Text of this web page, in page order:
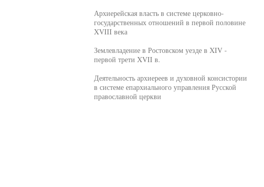
Архиерейская власть в системе церковно-
государственных отношений в первой половине
XVIII века
Землевладение в Ростовском уезде в XIV -
первой трети XVII в.
Деятельность архиереев и духовной консистории
в системе епархиального управления Русской
православной церкви